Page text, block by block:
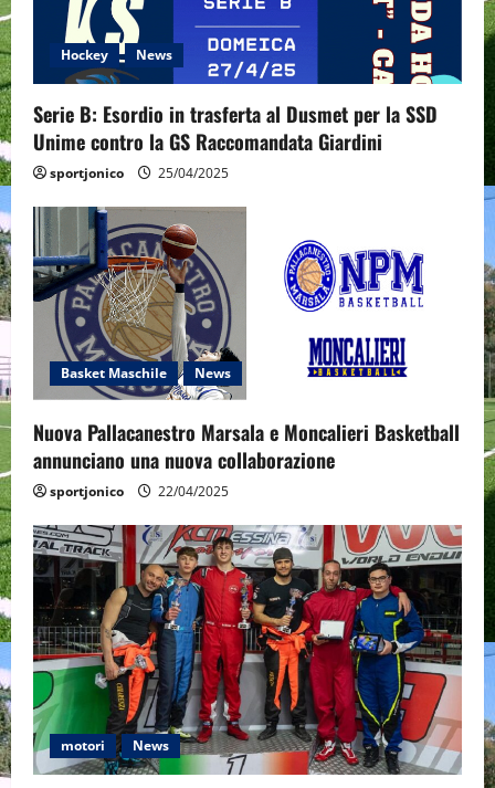
i
o
n
Hockey News
Serie B: Esordio in trasferta al Dusmet per la SSD
Unime contro la GS Raccomandata Giardini
sportjonico 25/04/2025
Basket Maschile News
Nuova Pallacanestro Marsala e Moncalieri Basketball
annunciano una nuova collaborazione
sportjonico 22/04/2025
motori News